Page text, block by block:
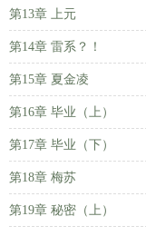
第13章 上元
第14章 雷系？！
第15章 夏金凌
第16章 毕业（上）
第17章 毕业（下）
第18章 梅苏
第19章 秘密（上）